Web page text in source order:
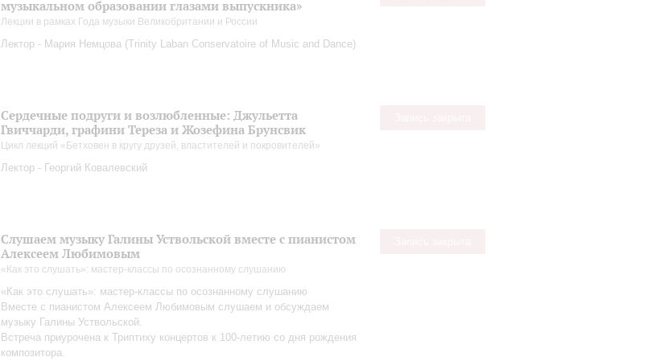
музыкальном образовании глазами выпускника»
Лекции в рамках Года музыки Великобритании и России
Лектор - Мария Немцова (Trinity Laban Conservatoire of Music and Dance)
Сердечные подруги и возлюбленные: Джульетта
Гвиччарди, графини Тереза и Жозефина Брунсвик
Цикл лекций «Бетховен в кругу друзей, властителей и покровителей»
Лектор - Георгий Ковалевский
Слушаем музыку Галины Уствольской вместе с пианистом
Алексеем Любимовым
«Как это слушать»: мастер-классы по осознанному слушанию
«Как это слушать»: мастер-классы по осознанному слушанию
Вместе с пианистом Алексеем Любимовым слушаем и обсуждаем
музыку Галины Уствольской.
Встреча приурочена к Триптиху концертов к 100-летию со дня рождения
композитора.